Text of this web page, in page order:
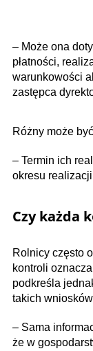
– Może ona
płatności,
warunkowości
zastępca
Różny może
– Termin ich
okresu
Czy każda
Rolnicy często
kontroli
podkreśla
takich
– Sama
że w